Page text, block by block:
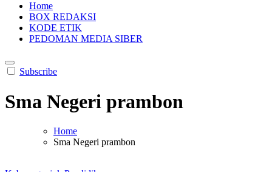
Home
BOX REDAKSI
KODE ETIK
PEDOMAN MEDIA SIBER
Subscribe
Sma Negeri prambon
Home
Sma Negeri prambon